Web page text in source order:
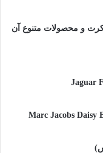
و محصولات متنوع آن